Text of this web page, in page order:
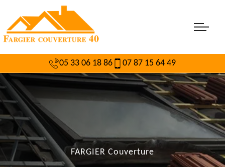
05 33 06 18 86 07 87 15 64 49
FARGIER Couverture